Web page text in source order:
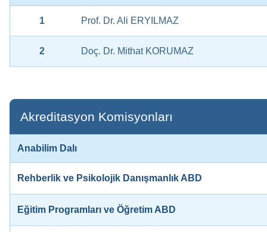
1 Prof. Dr. Ali ERYILMAZ
2 Doç. Dr. Mithat KORUMAZ
Akreditasyon Komisyonları
Anabilim Dalı
Rehberlik ve Psikolojik Danışmanlık ABD
Eğitim Programları ve Öğretim ABD